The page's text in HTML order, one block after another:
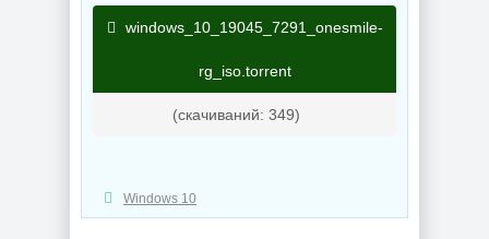
windows_10_19045_7291_onesmile-
rg_iso.torrent
(cкачиваний: 349)
Windows 10